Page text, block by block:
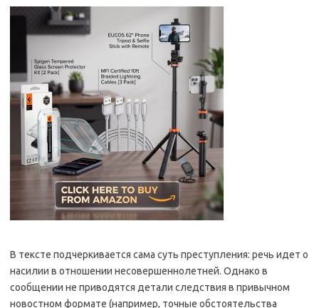
В тексте подчеркивается сама суть преступления: речь идет о
насилии в отношении несовершеннолетней. Однако в
сообщении не приводятся детали следствия в привычном
новостном формате (например, точные обстоятельства